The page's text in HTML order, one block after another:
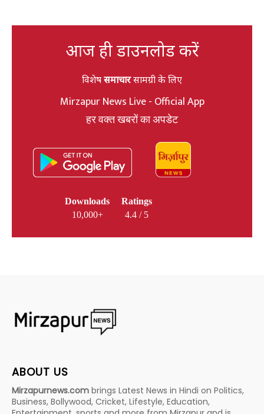
आज ही डाउनलोड करें
विशेषसमाचारसामग्री के लिए
Mirzapur News Live - Official App
हर वक्त खबरों का अपडेट
Downloads
10,000+
Ratings
4.4 / 5
ABOUT US
Mirzapurnews.com brings Latest News in Hindi on Politics,
Business, Bollywood, Cricket, Lifestyle, Education,